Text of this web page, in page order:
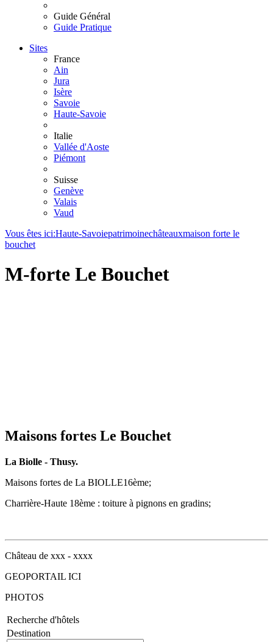
Guide Général
Guide Pratique
Sites
France
Ain
Jura
Isère
Savoie
Haute-Savoie
Italie
Vallée d'Aoste
Piémont
Suisse
Genève
Valais
Vaud
Vous êtes ici:Haute-Savoiepatrimoinechâteauxmaison forte le
bouchet
M-forte Le Bouchet
Maisons fortes Le Bouchet
La Biolle - Thusy.
Maisons fortes de La BIOLLE16ème;
Charrière-Haute 18ème : toiture à pignons en gradins;
Château de xxx - xxxx
GEOPORTAIL ICI
PHOTOS
Recherche d'hôtels
Destination